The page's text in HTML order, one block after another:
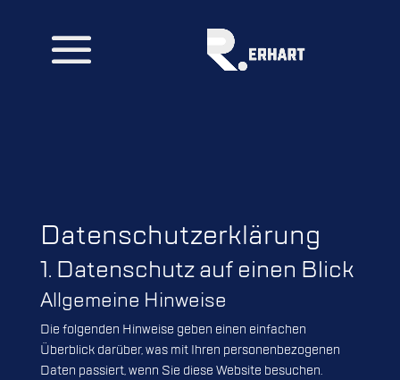
Datenschutz­erklärung
1. Datenschutz auf einen Blick
Allgemeine Hinweise
Die folgenden Hinweise geben einen einfachen
Überblick darüber, was mit Ihren personenbezogenen
Daten passiert, wenn Sie diese Website besuchen.